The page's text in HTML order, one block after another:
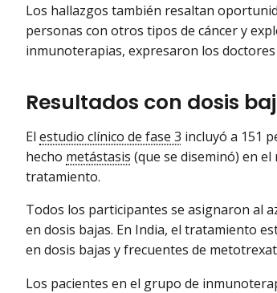
Los hallazgos también resaltan
personas con otros tipos de cáncer y
inmunoterapias, expresaron los
Resultados con dosis
El estudio clínico de fase 3 incluyó a 151
hecho metástasis (que se diseminó) en
tratamiento.
Todos los participantes se asignaron al
en dosis bajas. En India, el tratamiento
en dosis bajas y frecuentes de
Los pacientes en el grupo de